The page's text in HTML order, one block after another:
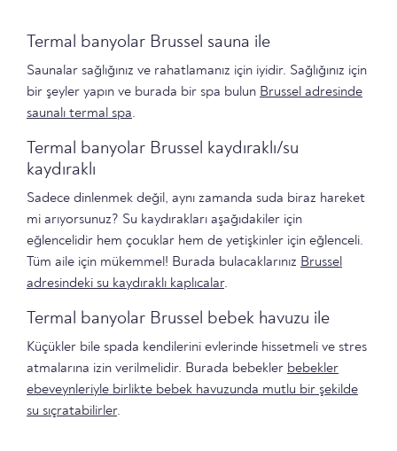
Termal banyolar Brussel sauna ile
Saunalar sağlığınız ve rahatlamanız için iyidir. Sağlığınız için
bir şeyler yapın ve burada bir spa bulun Brussel adresinde
saunalı termal spa.
Termal banyolar Brussel kaydıraklı/su
kaydıraklı
Sadece dinlenmek değil, aynı zamanda suda biraz hareket
mi arıyorsunuz? Su kaydırakları aşağıdakiler için
eğlencelidir hem çocuklar hem de yetişkinler için eğlenceli.
Tüm aile için mükemmel! Burada bulacaklarınız Brussel
adresindeki su kaydıraklı kaplıcalar.
Termal banyolar Brussel bebek havuzu ile
Küçükler bile spada kendilerini evlerinde hissetmeli ve stres
atmalarına izin verilmelidir. Burada bebekler bebekler
ebeveynleriyle birlikte bebek havuzunda mutlu bir şekilde
su sıçratabilirler.